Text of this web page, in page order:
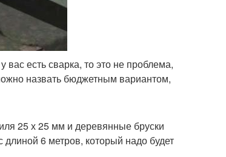
есть сварка, то это не проблема,
назвать бюджетным вариантом,
25 х 25 мм и деревянные бруски
6 метров, который надо будет